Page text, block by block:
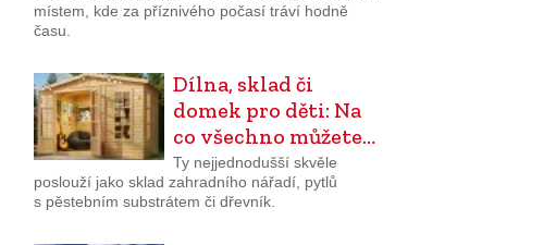
místem, kde za příznivého počasí tráví hodně
času.
Dílna, sklad či
domek pro děti: Na
co všechno můžete…
Ty nejjednodušší skvěle
poslouží jako sklad zahradního nářadí, pytlů
s pěstebním substrátem či dřevník.